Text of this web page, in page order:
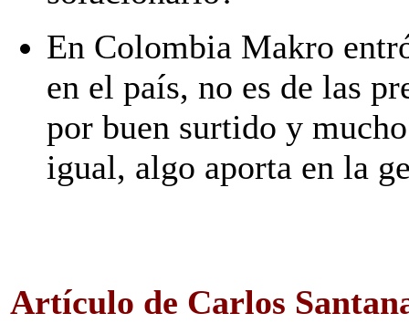
En Colombia Makro
en el país, no es de las
por buen surtido y
igual, algo aporta en la
Artículo de Carlos